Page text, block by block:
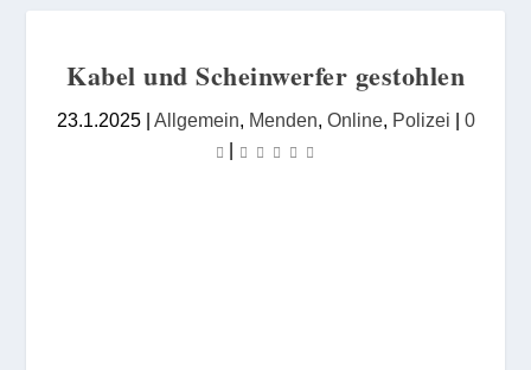
Kabel und Scheinwerfer gestohlen
23.1.2025| Allgemein, Menden, Online, Polizei | 0
|